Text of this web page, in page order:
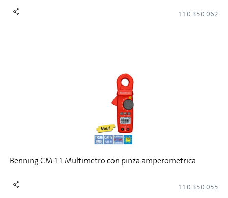
110.350.062
Benning CM 11 Multimetro con pinza amperometrica
110.350.055